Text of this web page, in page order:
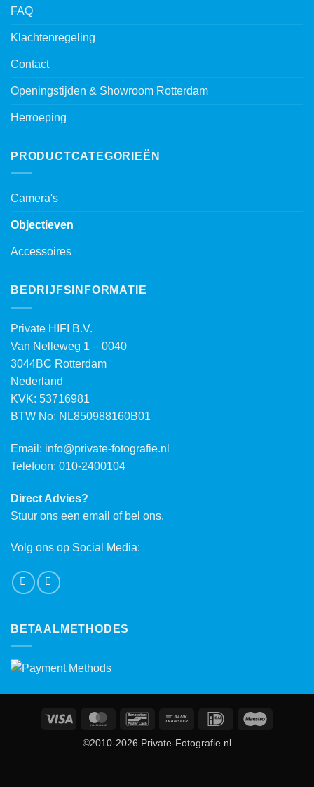
FAQ
Klachtenregeling
Contact
Openingstijden & Showroom Rotterdam
Herroeping
PRODUCTCATEGORIEËN
Camera's
Objectieven
Accessoires
BEDRIJFSINFORMATIE
Private HIFI B.V.
Van Nelleweg 1 – 0040
3044BC Rotterdam
Nederland
KVK: 53716981
BTW No: NL850988160B01
Email: info@private-fotografie.nl
Telefoon: 010-2400104
Direct Advies?
Stuur ons een email of bel ons.
Volg ons op Social Media:
BETAALMETHODES
Visa MasterCardBancontactBank
IDeal
©2010-2026 Private-Fotografie.nl